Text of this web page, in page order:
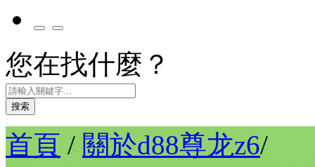
您在找什麼？
搜索
首頁 / 關於d88尊龙z6/